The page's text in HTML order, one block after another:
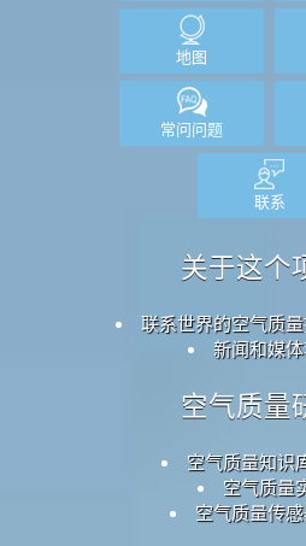
地图
常问问题
联系
关于这个
联系世界的空气质
新闻和媒
空气质量
空气质量知识
空气质量
空气质量传